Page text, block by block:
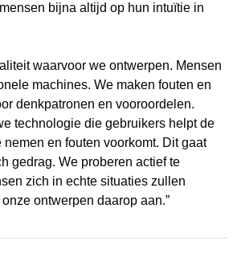
bijna altijd op hun intuïtie in
waarvoor we ontwerpen. Mensen
machines. We maken fouten en
denkpatronen en vooroordelen.
technologie die gebruikers helpt de
en fouten voorkomt. Dit gaat
gedrag. We proberen actief te
zich in echte situaties zullen
ontwerpen daarop aan.”